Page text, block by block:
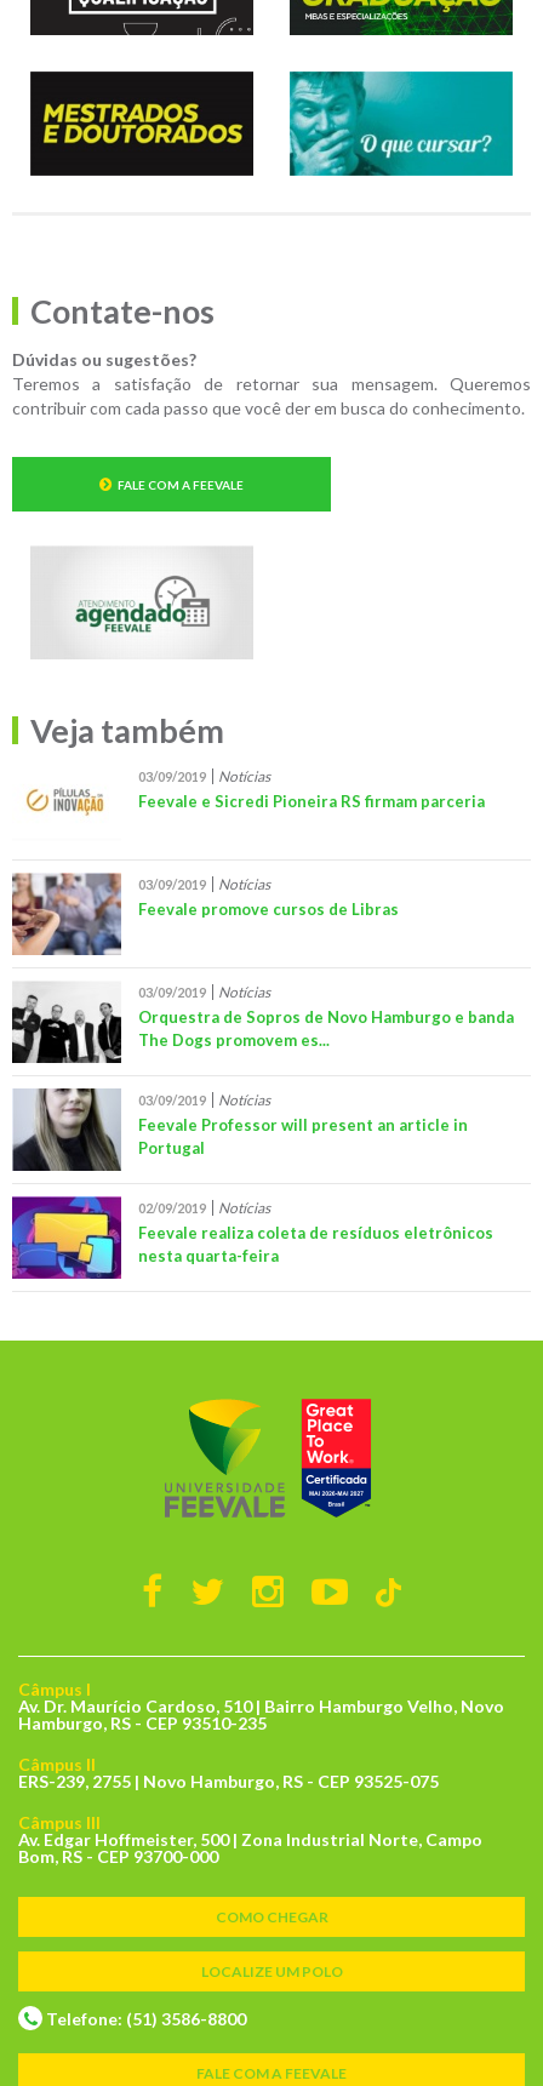
Contate-nos
Dúvidas ou sugestões?
Teremos a satisfação de retornar sua mensagem. Queremos
contribuir com cada passo que você der em busca do conhecimento.
FALE COM A FEEVALE
Veja também
03/09/2019 Notícias
Feevale e Sicredi Pioneira RS firmam parceria
03/09/2019 Notícias
Feevale promove cursos de Libras
03/09/2019 Notícias
Orquestra de Sopros de Novo Hamburgo e banda
The Dogs promovem es...
03/09/2019 Notícias
Feevale Professor will present an article in
Portugal
02/09/2019 Notícias
Feevale realiza coleta de resíduos eletrônicos
nesta quarta-feira
Câmpus I
Av. Dr. Maurício Cardoso, 510 | Bairro Hamburgo Velho, Novo
Hamburgo, RS - CEP 93510-235
Câmpus II
ERS-239, 2755 | Novo Hamburgo, RS - CEP 93525-075
Câmpus III
Av. Edgar Hoffmeister, 500 | Zona Industrial Norte, Campo
Bom, RS - CEP 93700-000
COMO CHEGAR
LOCALIZE UM POLO
Telefone: (51) 3586-8800
FALE COM A FEEVALE